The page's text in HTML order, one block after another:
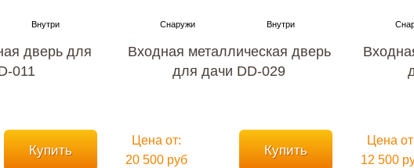
дверь для
011
Купить
Входная металлическая дверь
для дачи DD-029
Цена от:
20 500 руб
Купить
Цена
12 500